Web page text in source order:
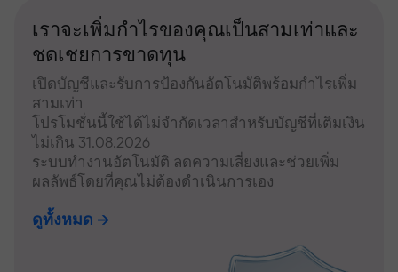
เราจะเพิ่มกำไรของคุณเป็นสามเท่าและ
ชดเชยการขาดทุน
เปิดบัญชีและรับการป้องกันอัตโนมัติพร้อมกำไรเพิ่ม
สามเท่า
โปรโมชั่นนี้ใช้ได้ไม่จำกัดเวลาสำหรับบัญชีที่เติมเงิน
ไม่เกิน 31.08.2026
ระบบทำงานอัตโนมัติ ลดความเสี่ยงและช่วยเพิ่ม
ผลลัพธ์โดยที่คุณไม่ต้องดำเนินการเอง
ดูทั้งหมด